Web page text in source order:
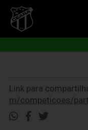
Link para
m/competicoes/